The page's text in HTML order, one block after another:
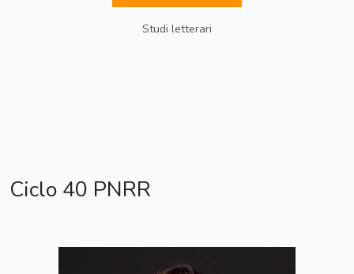
Studi letterari
Ciclo 40 PNRR